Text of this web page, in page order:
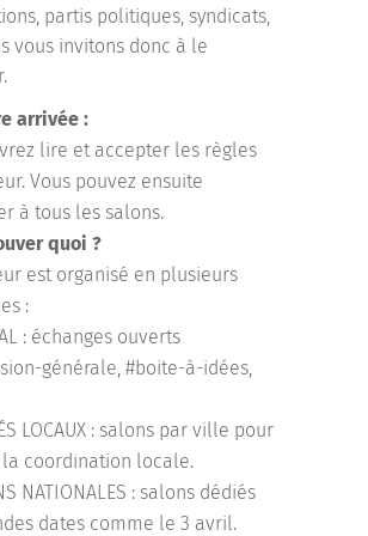
partis politiques, syndicats,
vous invitons donc à le
arrivée :
lire et accepter les règles
Vous pouvez ensuite
à tous les salons.
quoi ?
est organisé en plusieurs
:
: échanges ouverts
générale, #boite-à-idées,
LOCAUX : salons par ville pour
coordination locale.
NATIONALES : salons dédiés
dates comme le 3 avril.